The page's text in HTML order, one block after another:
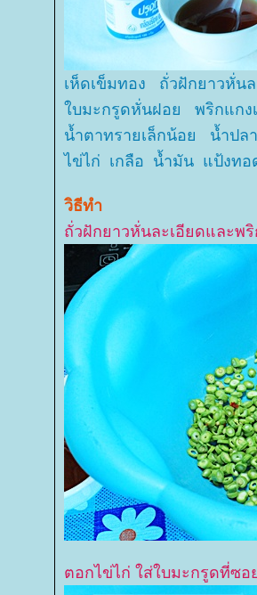
เห็ดเข็มทอง ถั่วฝักยาวหั่นล
บมะกรูดหั่นฝอย พริกแกง
น้ำตาทรายเล็กน้อย น้ำปลา
ไข่ไก่ เกลือ น้ำมัน แป้งทอ
วิธีทำ
ถั่วฝักยาวหั่นละเอียดและพ
ตอกไข่ไก่ ใส่ใบมะกรูดที่ซอ